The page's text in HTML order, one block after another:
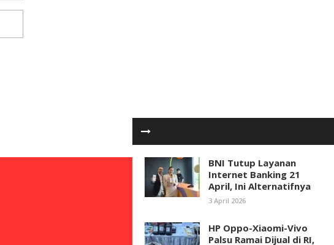
BNI Tutup Layanan
Internet Banking 21
April, Ini Alternatifnya
3 April 2026
HP Oppo-Xiaomi-Vivo
Palsu Ramai Dijual di RI,